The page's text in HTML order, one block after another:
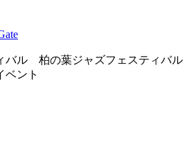
バル 柏の葉ジャズフェスティバル
ベント